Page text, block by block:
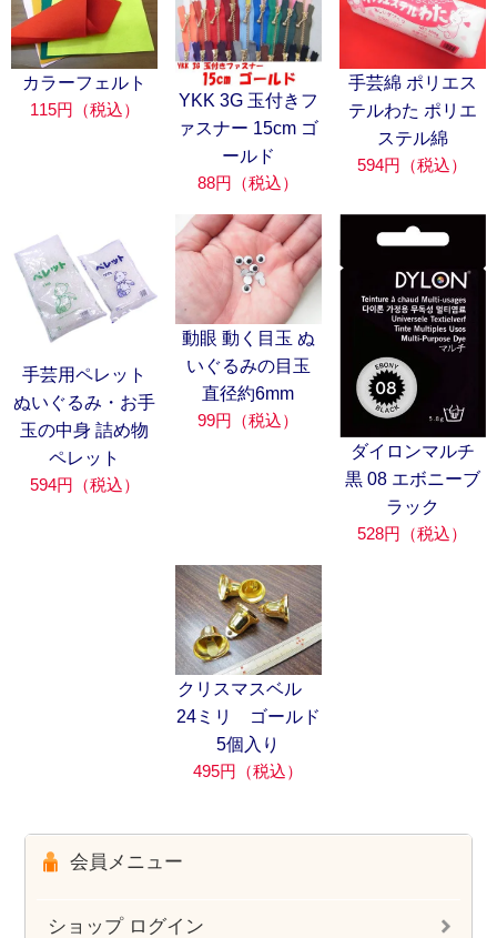
カラーフェルト
115円（税込）
YKK 3G 玉付きフ
ァスナー 15cm ゴ
ールド
88円（税込）
手芸綿 ポリエス
テルわた ポリエ
ステル綿
594円（税込）
手芸用ペレット
ぬいぐるみ・お手
玉の中身 詰め物
ペレット
594円（税込）
動眼 動く目玉 ぬ
いぐるみの目玉
直径約6mm
99円（税込）
ダイロンマルチ
黒 08 エボニーブ
ラック
528円（税込）
クリスマスベル
24ミリ ゴールド
5個入り
495円（税込）
会員メニュー
ショップ ログイン